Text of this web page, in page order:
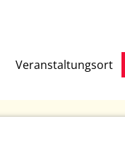
Veranstaltungsort